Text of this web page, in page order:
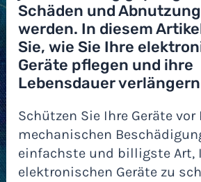
Schäden und
werden. In diesem
Sie, wie Sie Ihre
Geräte pflegen und ihre
Lebensdauer
Schützen Sie Ihre Geräte vor
mechanischen
einfachste und billigste Art,
elektronischen Geräte zu